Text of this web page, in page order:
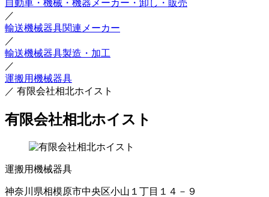
自動車・機械・機器メーカー・卸し・販売
／
輸送機械器具関連メーカー
／
輸送機械器具製造・加工
／
運搬用機械器具
／ 有限会社相北ホイスト
有限会社相北ホイスト
運搬用機械器具
神奈川県相模原市中央区小山１丁目１４－９